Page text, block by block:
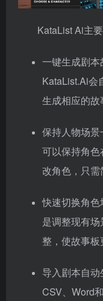
KataList Ai主
一键生成剧本
KataList.Ai会
生成相应的故
保持人物场
可以保持角
改角色，只需
快速切换角
是调整现有
整，使故事板
导入剧本自
CSV、Word